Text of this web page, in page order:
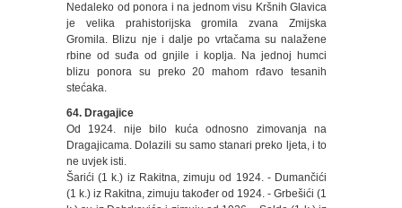
Nedaleko od ponora i na jednom visu Kršnih Glavica
je velika prahistorijska gromila zvana Zmijska
Gromila. Blizu nje i dalje po vrtačama su nalažene
rbine od suđa od gnjile i koplja. Na jednoj humci
blizu ponora su preko 20 mahom rđavo tesanih
stećaka.
64. Dragajice
Od 1924. nije bilo kuća odnosno zimovanja na
Dragajicama. Dolazili su samo stanari preko ljeta, i to
ne uvjek isti.
Šarići (1 k.) iz Rakitna, zimuju od 1924. - Dumančići
(1 k.) iz Rakitna, zimuju također od 1924. - Grbešići (1